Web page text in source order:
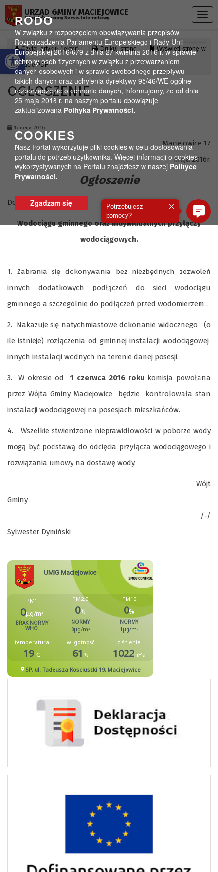
Otwórz pasek narzędzi
RODO
W związku z rozpoczęciem obowiązywania przepisów
Rozporządzenia Parlamentu Europejskiego i Rady Unii
Europejskiej 2016/679 z dnia 27 kwietnia 2016 r. w sprawie
ochrony osób fizycznych w związku z przetwarzaniem
danych osobowych i w sprawie swobodnego przepływu
takich danych oraz uchylenia dyrektywy 95/46/WE ogólne
rozporządzenie o ochronie danych, informujemy, że od dnia
25 maja 2018 r. na naszym portalu obowiązuje
zaktualizowana Polityka Prywatności.
COOKIES
Nasz Portal wykorzytuje pliki cookies w celu dostosowania
portalu do potrzeb użytkownika. Więcej informacji o cookies
wykorzystywanych na Portalu znajdziesz w naszej Polityce
Prywatności.
Zgadzam się
URZĄD GMINY MACIEJOWICE
Oficjalny gminny Serwis Internetowy
Czytaj artykuł (lektor) Drukuj stronę Wyświetl stronę w
formacie PDF
OGŁOSZENIE
17 maja 2016
Maciejowice 17
maja 2016r.
Ogłoszenie
Dotyczy :
Wodociągu gminnego oraz indywidualnych przyłączy
wodociągowych.
1. Zabrania się dokonywania bez niezbędnych zezwoleń
innych dodatkowych podłączeń do sieci wodociągu
gminnego a szczególnie do podłączeń przed wodomierzem .
2. Nakazuje się natychmiastowe dokonanie widocznego (o
ile istnieje) rozłączenia od gminnej instalacji wodociągowej
innych instalacji wodnych na terenie danej posesji.
3. W okresie od1 czerwca 2016 roku komisja powołana
przez Wójta Gminy Maciejowice będzie kontrolowała stan
instalacji wodociągowej na posesjach mieszkańców.
4. Wszelkie stwierdzone nieprawidłowości w poborze wody
mogą być podstawą do odcięcia przyłącza wodociągowego i
rozwiązania umowy na dostawę wody.
Wójt
Gminy
/-/
Sylwester Dymiński
Potrzebujesz
pomocy?